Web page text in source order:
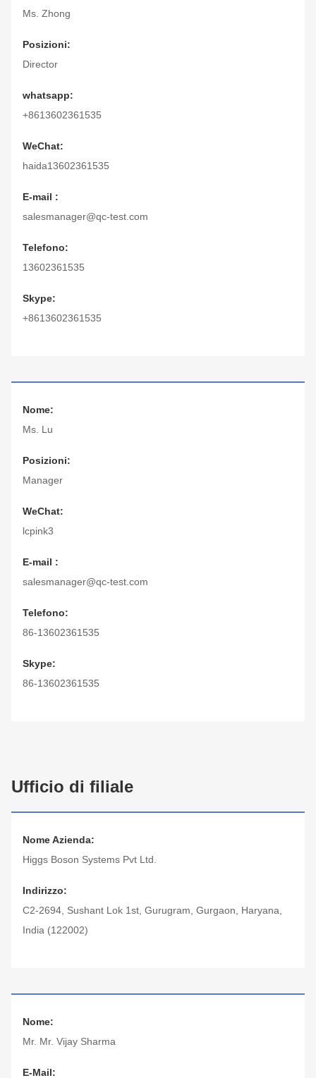
Ms. Zhong
Posizioni:
Director
whatsapp:
+8613602361535
WeChat:
haida13602361535
E-mail :
salesmanager@qc-test.com
Telefono:
13602361535
Skype:
+8613602361535
Nome:
Ms. Lu
Posizioni:
Manager
WeChat:
lcpink3
E-mail :
salesmanager@qc-test.com
Telefono:
86-13602361535
Skype:
86-13602361535
Ufficio di filiale
Nome Azienda:
Higgs Boson Systems Pvt Ltd.
Indirizzo:
C2-2694, Sushant Lok 1st, Gurugram, Gurgaon, Haryana,
India (122002)
Nome:
Mr. Mr. Vijay Sharma
E-Mail: